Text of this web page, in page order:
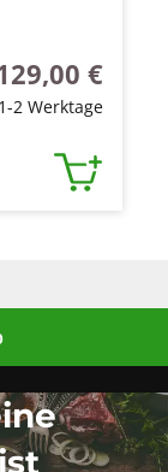
Preis:
€
1-2 Werktage